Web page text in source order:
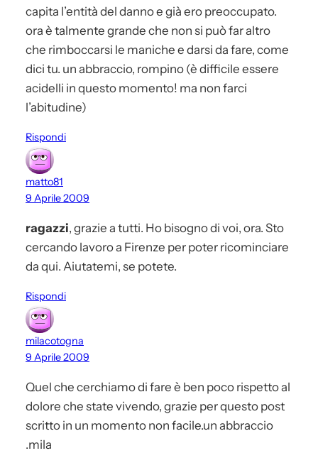
capita l’entità del danno e già ero preoccupato.
ora è talmente grande che non si può far altro
che rimboccarsi le maniche e darsi da fare, come
dici tu. un abbraccio, rompino (è difficile essere
acidelli in questo momento! ma non farci
l’abitudine)
Rispondi
matto81
9 Aprile 2009
ragazzi, grazie a tutti. Ho bisogno di voi, ora. Sto
cercando lavoro a Firenze per poter ricominciare
da qui. Aiutatemi, se potete.
Rispondi
milacotogna
9 Aprile 2009
Quel che cerchiamo di fare è ben poco rispetto al
dolore che state vivendo, grazie per questo post
scritto in un momento non facile.un abbraccio
.mila